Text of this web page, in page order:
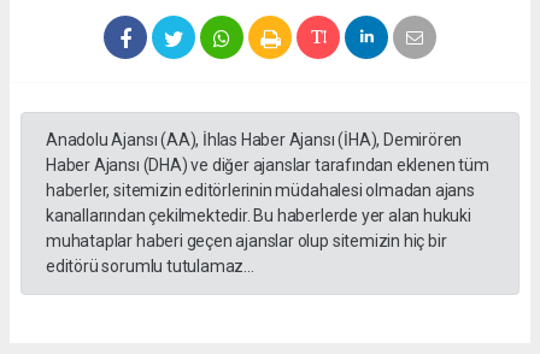
Anadolu Ajansı (AA), İhlas Haber Ajansı (İHA), Demirören
Haber Ajansı (DHA) ve diğer ajanslar tarafından eklenen tüm
haberler, sitemizin editörlerinin müdahalesi olmadan ajans
kanallarından çekilmektedir. Bu haberlerde yer alan hukuki
muhataplar haberi geçen ajanslar olup sitemizin hiç bir
editörü sorumlu tutulamaz...